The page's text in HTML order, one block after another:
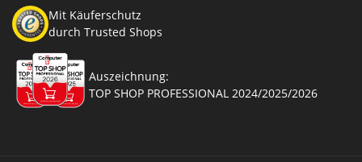
Mit Käuferschutz
durch Trusted Shops
Auszeichnung:
TOP SHOP PROFESSIONAL 2024/2025/2026